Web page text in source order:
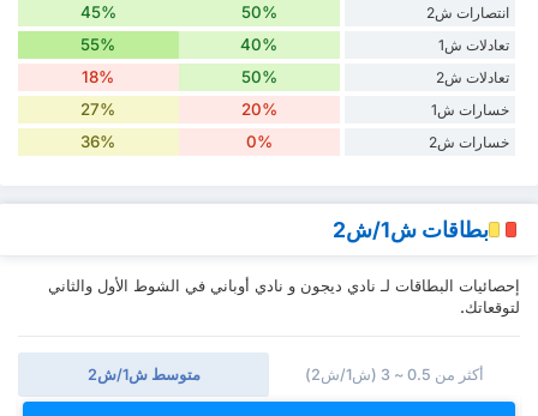
انتصارات ش2 50%
45%
تعادلات ش1 40%
55%
تعادلات ش2 50%
18%
خسارات ش1 20%
27%
خسارات ش2 0%
36%
بطاقات ش1/ش2
إحصائيات البطاقات لـ نادي ديجون و نادي أوباني في الشوط الأول والثاني
لتوقعاتك.
متوسط ش1/ش2 أكثر من 0.5 ~ 3 (ش1/ش2)